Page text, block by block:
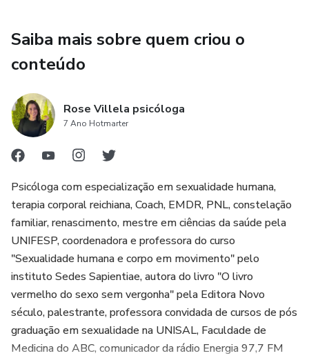
Saiba mais sobre quem criou o
conteúdo
Rose Villela psicóloga
7 Ano Hotmarter
Psicóloga com especialização em sexualidade humana,
terapia corporal reichiana, Coach, EMDR, PNL, constelação
familiar, renascimento, mestre em ciências da saúde pela
UNIFESP, coordenadora e professora do curso
"Sexualidade humana e corpo em movimento" pelo
instituto Sedes Sapientiae, autora do livro "O livro
vermelho do sexo sem vergonha" pela Editora Novo
século, palestrante, professora convidada de cursos de pós
graduação em sexualidade na UNISAL, Faculdade de
Medicina do ABC, comunicador da rádio Energia 97,7 FM